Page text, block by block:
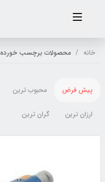
خانه محصولات برچسب خورده
پیش فرض محبوب ترین
ارزان ترین گران ترین